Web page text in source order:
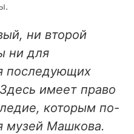
ни второй
ни для
последующих
имеет право
которым по-
музей Машкова.